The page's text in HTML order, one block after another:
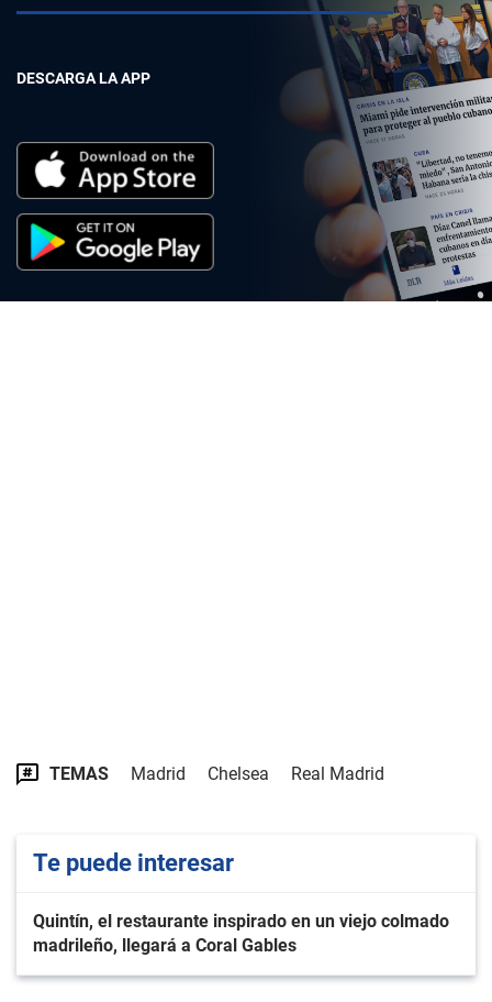
DESCARGA LA APP
TEMAS Madrid Chelsea Real Madrid
Te puede interesar
Quintín, el restaurante inspirado en un viejo colmado
madrileño, llegará a Coral Gables